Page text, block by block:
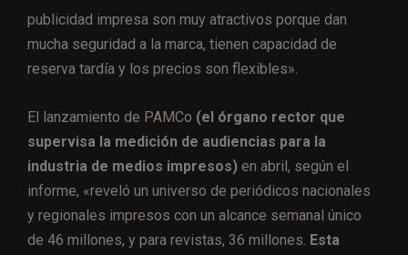
publicidad impresa son muy atractivos porque dan
mucha seguridad a la marca, tienen capacidad de
reserva tardía y los precios son flexibles».
El lanzamiento de PAMCo (el órgano rector que
supervisa la medición de audiencias para la
industria de medios impresos) en abril, según el
informe, «reveló un universo de periódicos nacionales
y regionales impresos con un alcance semanal único
de 46 millones, y para revistas, 36 millones. Esta